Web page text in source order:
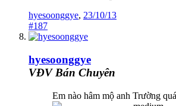
hyesoonggye, 23/10/13
#187
hyesoonggye
VĐV Bán Chuyên
Em nào hâm mộ anh Trường